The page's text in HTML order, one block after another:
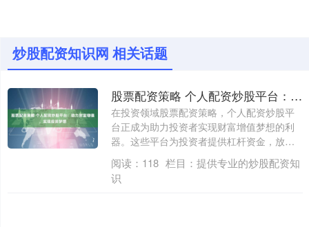
炒股配资知识网 相关话题
股票配资策略 个人配资炒股平台：助力财富增值，实现投资梦想
在投资领域股票配资策略，个人配资炒股平
台正成为助力投资者实现财富增值梦想的利
器。这些平台为投资者提供杠杆资金，放大
投资收....
阅读： 118 栏目： 提供专业的炒股配资知
识